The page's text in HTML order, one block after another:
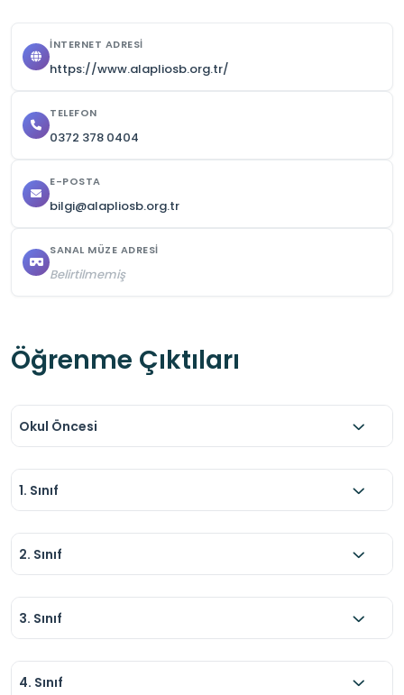
İNTERNET ADRESI
https://www.alapliosb.org.tr/
TELEFON
0372 378 0404
E-POSTA
bilgi@alapliosb.org.tr
SANAL MÜZE ADRESI
Belirtilmemiş
Öğrenme Çıktıları
Okul Öncesi
1. Sınıf
2. Sınıf
3. Sınıf
4. Sınıf